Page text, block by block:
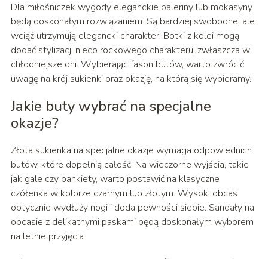
Dla miłośniczek wygody eleganckie baleriny lub mokasyny
będą doskonałym rozwiązaniem. Są bardziej swobodne, ale
wciąż utrzymują elegancki charakter. Botki z kolei mogą
dodać stylizacji nieco rockowego charakteru, zwłaszcza w
chłodniejsze dni. Wybierając fason butów, warto zwrócić
uwagę na krój sukienki oraz okazję, na którą się wybieramy.
Jakie buty wybrać na specjalne
okazje?
Złota sukienka na specjalne okazje wymaga odpowiednich
butów, które dopełnią całość. Na wieczorne wyjścia, takie
jak gale czy bankiety, warto postawić na klasyczne
czółenka w kolorze czarnym lub złotym. Wysoki obcas
optycznie wydłuży nogi i doda pewności siebie. Sandały na
obcasie z delikatnymi paskami będą doskonałym wyborem
na letnie przyjęcia.